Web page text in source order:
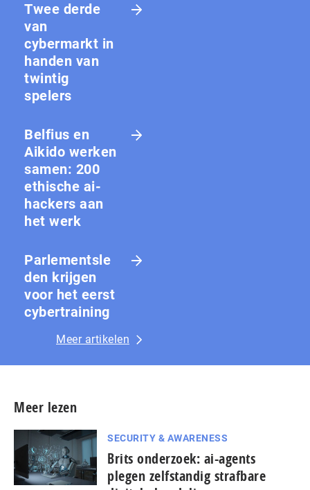
Twee derde
van
cybermarkt in
handen van
twintig
spelers
Belfius en
Aikido werken
samen: 200
ethische ai-
hackers aan
het werk
Parlementsle
den krijgen
voor het eerst
cybertraining
Meer artikelen
Meer lezen
SECURITY & AWARENESS
Brits onderzoek: ai-agents
plegen zelfstandig strafbare